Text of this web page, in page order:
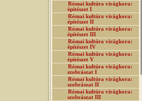
Római kultúra virágkora:
építészet I
Római kultúra virágkora:
építészet II
Római kultúra virágkora:
építészet III
Római kultúra virágkora:
építészet IV
Római kultúra virágkora:
építészet V
Római kultúra virágkora:
szobrászat I
Római kultúra virágkora:
szobrászat II
Római kultúra virágkora:
szobrászat III